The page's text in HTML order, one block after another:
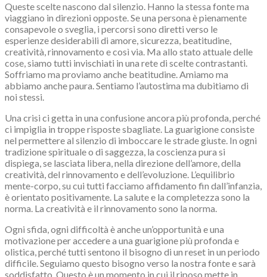
Queste scelte nascono dal silenzio. Hanno la stessa fonte ma
viaggiano in direzioni opposte. Se una persona è pienamente
consapevole o sveglia, i percorsi sono diretti verso le
esperienze desiderabili di amore, sicurezza, beatitudine,
creatività, rinnovamento e così via. Ma allo stato attuale delle
cose, siamo tutti invischiati in una rete di scelte contrastanti.
Soffriamo ma proviamo anche beatitudine. Amiamo ma
abbiamo anche paura. Sentiamo l’autostima ma dubitiamo di
noi stessi.
Una crisi ci getta in una confusione ancora più profonda, perché
ci impiglia in troppe risposte sbagliate. La guarigione consiste
nel permettere al silenzio di imboccare le strade giuste. In ogni
tradizione spirituale o di saggezza, la coscienza pura si
dispiega, se lasciata libera, nella direzione dell’amore, della
creatività, del rinnovamento e dell’evoluzione. L’equilibrio
mente-corpo, su cui tutti facciamo affidamento fin dall’infanzia,
è orientato positivamente. La salute e la completezza sono la
norma. La creatività e il rinnovamento sono la norma.
Ogni sfida, ogni difficoltà è anche un’opportunità e una
motivazione per accedere a una guarigione più profonda e
olistica, perché tutti sentono il bisogno di un reset in un periodo
difficile. Seguiamo questo bisogno verso la nostra fonte e sarà
soddisfatto. Questo è un momento in cui il riposo mette in